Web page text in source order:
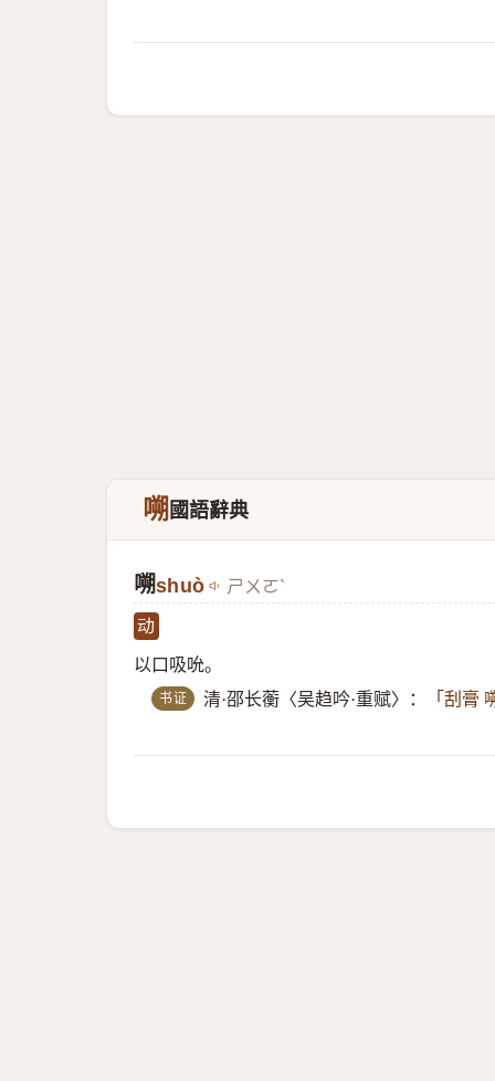
嗍國語辭典
嗍shuò ㄕㄨㄛˋ
动
以口吸吮。
书证 清·邵长蘅〈吴趋吟·重赋〉： 「刮膏